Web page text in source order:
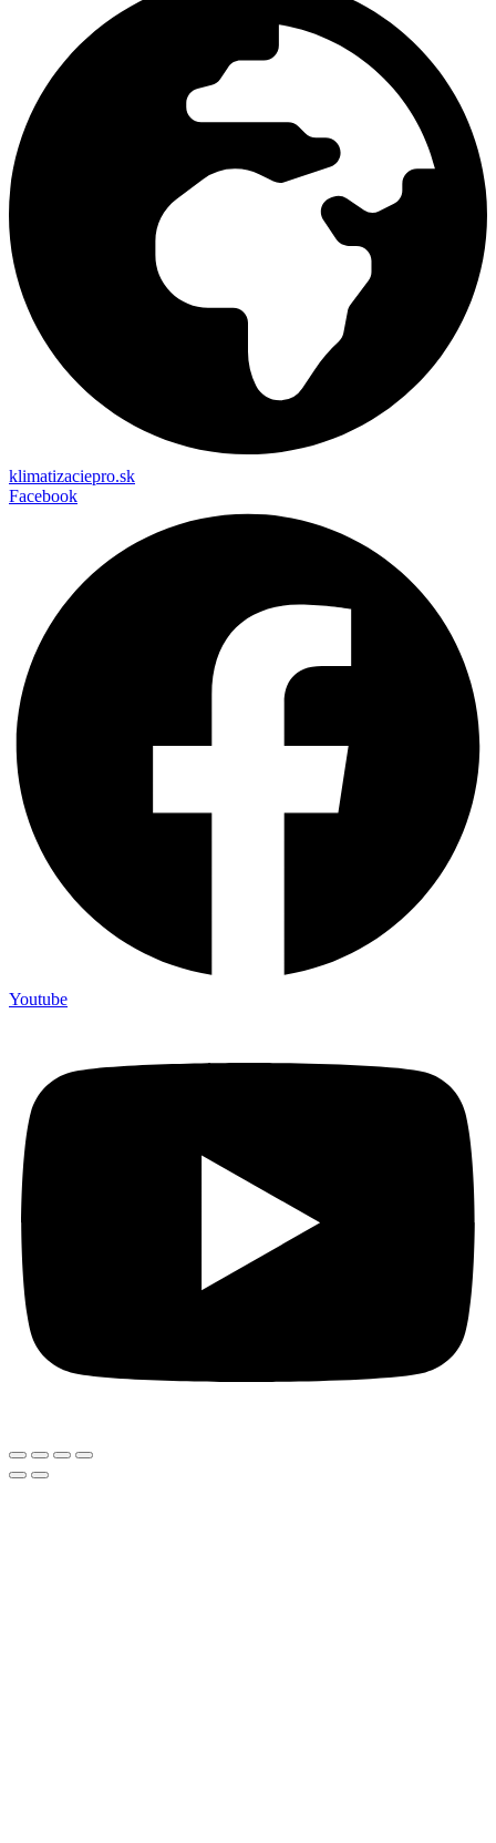
klimatizaciepro.sk
Facebook
Youtube